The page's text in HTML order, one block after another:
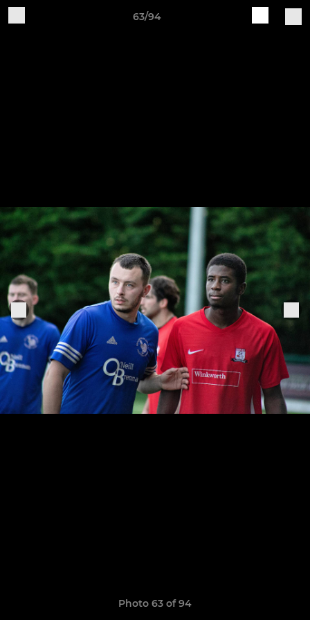
63/94
Photo 63 of 94